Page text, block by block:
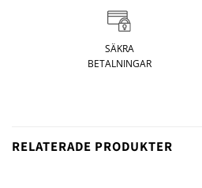
SÄKRA
BETALNINGAR
RELATERADE PRODUKTER